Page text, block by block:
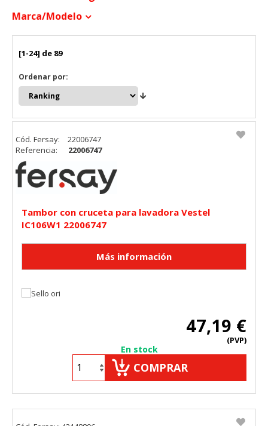
Marca/modelo
[1-24] de 89
Ordenar por:
Tambor con cruceta para lavadora Vestel
IC106W1 22006747
47,19 €
(PVP)
En stock
COMPRAR
Cód. Fersay:
22006747
Referencia:
22006747